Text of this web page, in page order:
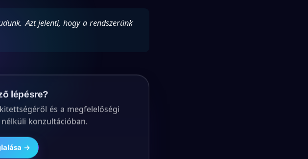
Azt jelenti, hogy a rendszerünk
lépésre?
és a megfelelőségi
konzultációban.
→